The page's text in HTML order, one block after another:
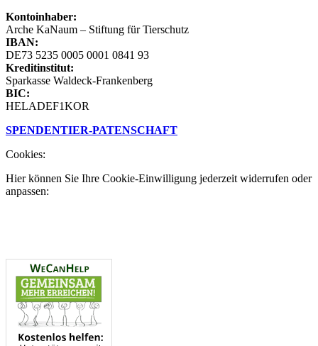
Kontoinhaber:
Arche KaNaum – Stiftung für Tierschutz
IBAN:
DE73 5235 0005 0001 0841 93
Kreditinstitut:
Sparkasse Waldeck-Frankenberg
BIC:
HELADEF1KOR
SPENDENTIER-PATENSCHAFT
Cookies:
Hier können Sie Ihre Cookie-Einwilligung jederzeit widerrufen oder
anpassen: